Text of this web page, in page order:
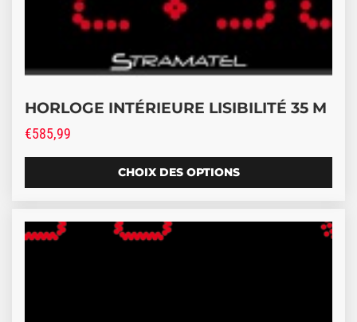
HORLOGE INTÉRIEURE LISIBILITÉ 35 M
€585,99
CHOIX DES OPTIONS